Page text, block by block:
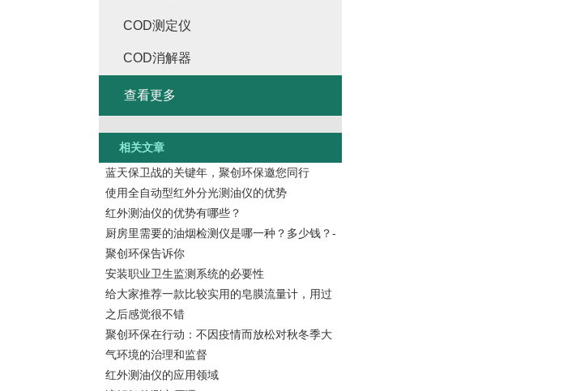
COD测定仪
COD消解器
查看更多
相关文章
蓝天保卫战的关键年，聚创环保邀您同行
使用全自动型红外分光测油仪的优势
红外测油仪的优势有哪些？
厨房里需要的油烟检测仪是哪一种？多少钱？-
聚创环保告诉你
安装职业卫生监测系统的必要性
给大家推荐一款比较实用的皂膜流量计，用过
之后感觉很不错
聚创环保在行动：不因疫情而放松对秋冬季大
气环境的治理和监督
红外测油仪的应用领域